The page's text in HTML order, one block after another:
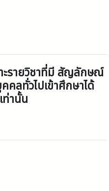
ะรายวิชาที่มี สัญลักษณ์
ลทั่วไปเข้าศึกษาได้
านั้น